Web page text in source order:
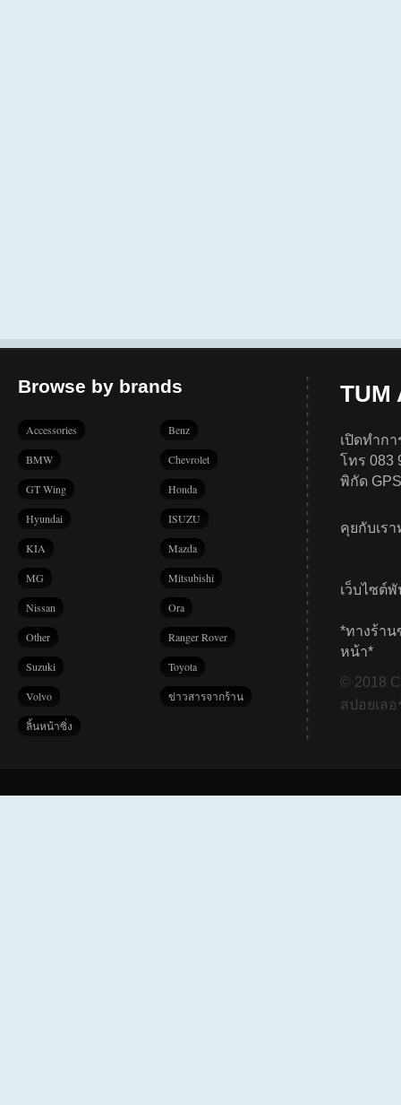
Browse by brands
Accessories Benz
BMW Chevrolet
GT Wing Honda
Hyundai ISUZU
KIA Mazda
MG Mitsubishi
Nissan Ora
Other Ranger Rover
Suzuki Toyota
Volvo ข่าวสารจากร้าน
ลิ้นหน้าซิ่ง
TUM
เปิดทำก
โทร 083
พิกัด
คุยกับเร
เว็บไซต์
*ทางร้าน
หน้า*
© 2018
สปอยเล